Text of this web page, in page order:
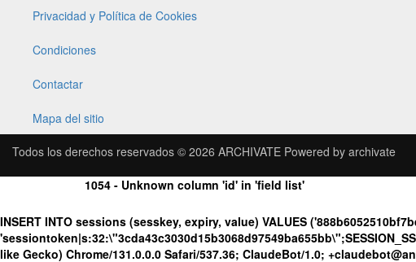
Privacidad y Política de Cookies
Condiciones
Contactar
Mapa del sitio
Todos los derechos reservados © 2026 ARCHIVATE Powered by archivate
1054 - Unknown column 'id' in 'field list'
INSERT INTO sessions (sesskey, expiry, value) VALUES
like Gecko) Chrome/131.0.0.0 Safari/537.36; ClaudeBot/1.0;